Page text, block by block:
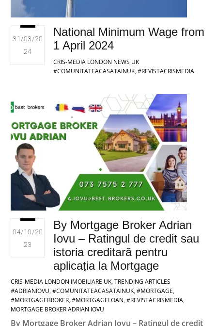
31/03/20
24
National Minimum Wage from
1 April 2024
CRIS-MEDIA LONDON NEWS UK
#COMUNITATEACASATAINUK,#REVISTACRISMEDIA
04/10/20
23
By Mortgage Broker Adrian
Iovu – Ratingul de credit sau
istoria creditară pentru
aplicația la Mortgage
CRIS-MEDIA LONDON IMOBILIARE UK,TRENDING ARTICLES
#ADRIANIOVU,#COMUNITATEACASATAINUK,#MORTGAGE,
#MORTGAGEBROKER,#MORTGAGELOAN,#REVISTACRISMEDIA,
MORTGAGE BROKER ADRIAN IOVU
By Mortgage Broker Adrian Iovu – Ratingul de credit